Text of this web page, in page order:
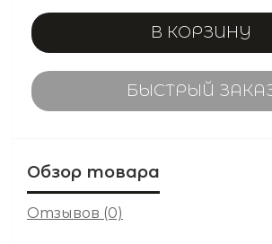
В КОРЗИНУ
БЫСТРЫЙ
Обзор товара
Отзывов (0)